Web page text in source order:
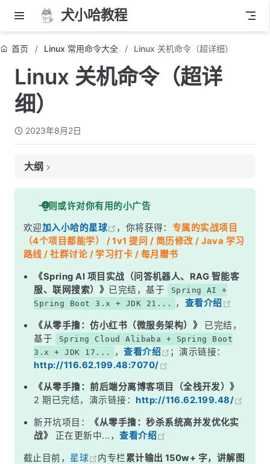
犬小哈教程
首页 Linux 常用命令大全 Linux 关机命令（超详细）
Linux 关机命令（超详
细）
2023年8月2日
大纲
1. 使用 shutdown 命令
2. 使用 poweroff 命令
3. 关机前的延迟
最后
一则或许对你有用的小广告
欢迎加入小哈的星球 ，你将获得： 专属的实战项目
（4个项目都能学） / 1v1 提问 / 简历修改 / Java 学习
路线 / 社群讨论 / 学习打卡 / 每月赠书
《Spring AI 项目实战（问答机器人、RAG 智能客
服、联网搜索）》 已完结，基于
Spring AI +
Spring Boot 3.x + JDK 21...
， 查看介绍
《从零手撸：仿小红书（微服务架构）》
已完结，
基于
Spring Cloud Alibaba + Spring Boot
3.x + JDK 17...
，查看介绍
；演示链接：
http://116.62.199.48:7070/
《从零手撸：前后端分离博客项目（全栈开发）》
2 期已完结，演示链接： http://116.62.199.48/
新开坑项目：
《从零手撸：秒杀系统高并发优化实
战》
正在更新中...，查看介绍
截止目前， 星球 内专栏累计输出 150w+ 字，讲解图